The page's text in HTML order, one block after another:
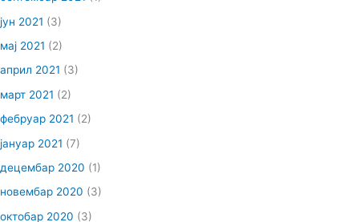
јун 2021 (3)
мај 2021 (2)
април 2021 (3)
март 2021 (2)
фебруар 2021 (2)
јануар 2021 (7)
децембар 2020 (1)
новембар 2020 (3)
октобар 2020 (3)